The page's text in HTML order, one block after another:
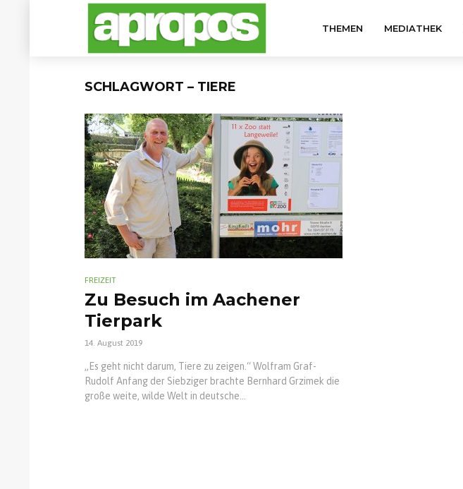
THEMEN MEDIATHEK
SCHLAGWORT – TIERE
FREIZEIT
Zu Besuch im Aachener
Tierpark
14. August 2019
„Es geht nicht darum, Tiere zu zeigen.“ Wolfram Graf-
Rudolf Anfang der Siebziger brachte Bernhard Grzimek die
große weite, wilde Welt in deutsche...